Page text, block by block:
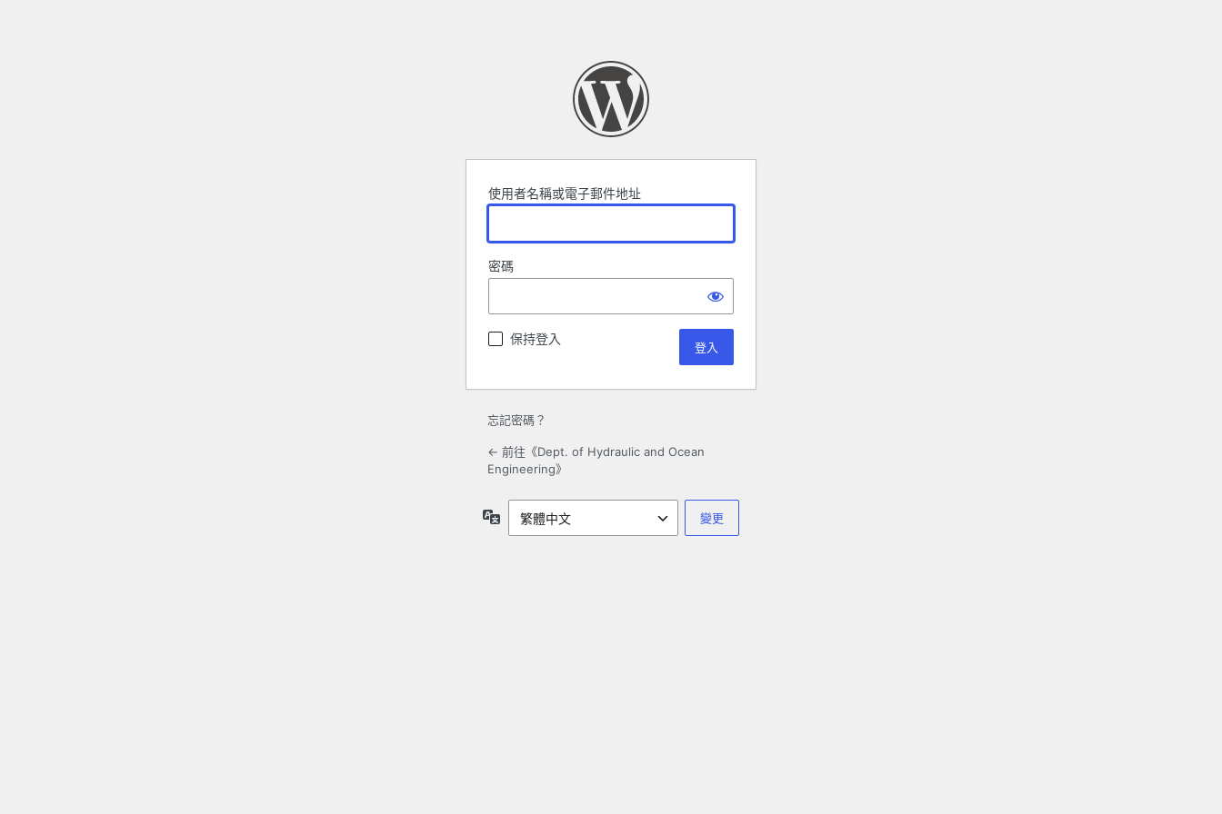
使用者名稱或電子郵件地址
密碼
保持登入
忘記密碼？
← 前往《Dept. of Hydraulic and Ocean
Engineering》
言